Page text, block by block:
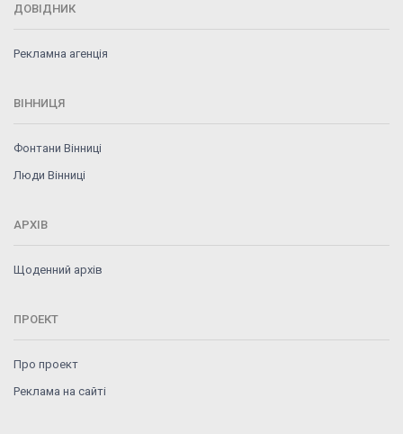
ДОВІДНИК
Рекламна агенція
ВІННИЦЯ
Фонтани Вінниці
Люди Вінниці
АРХІВ
Щоденний архів
ПРОЕКТ
Про проект
Реклама на сайті